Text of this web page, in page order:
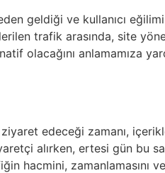
geldiği ve kullanıcı
trafik arasında, site
olacağını anlamamıza
edeceği zamanı,
alırken, ertesi gün bu
zamanlamasını